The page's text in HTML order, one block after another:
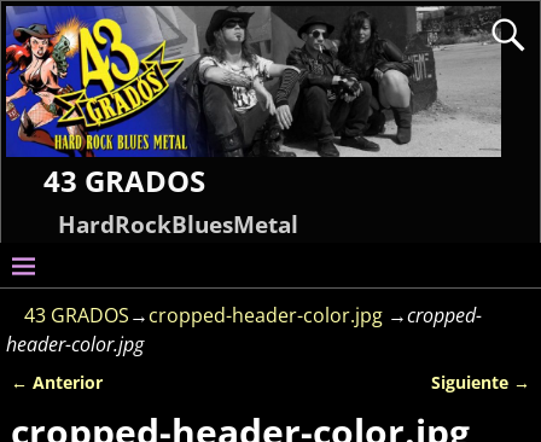
43 GRADOS
HardRockBluesMetal
43 GRADOS→cropped-header-color.jpg →cropped-
header-color.jpg
← Anterior Siguiente →